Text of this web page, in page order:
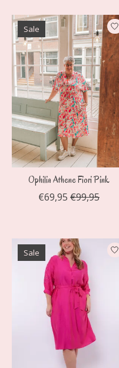
Sale
Ophilia Athene Fiori Pink
€69,95 €99,95
Sale